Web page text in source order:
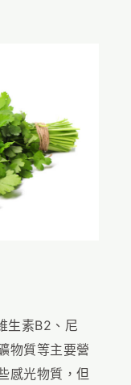
生素B2、尼
物質等主要營
感光物質，但